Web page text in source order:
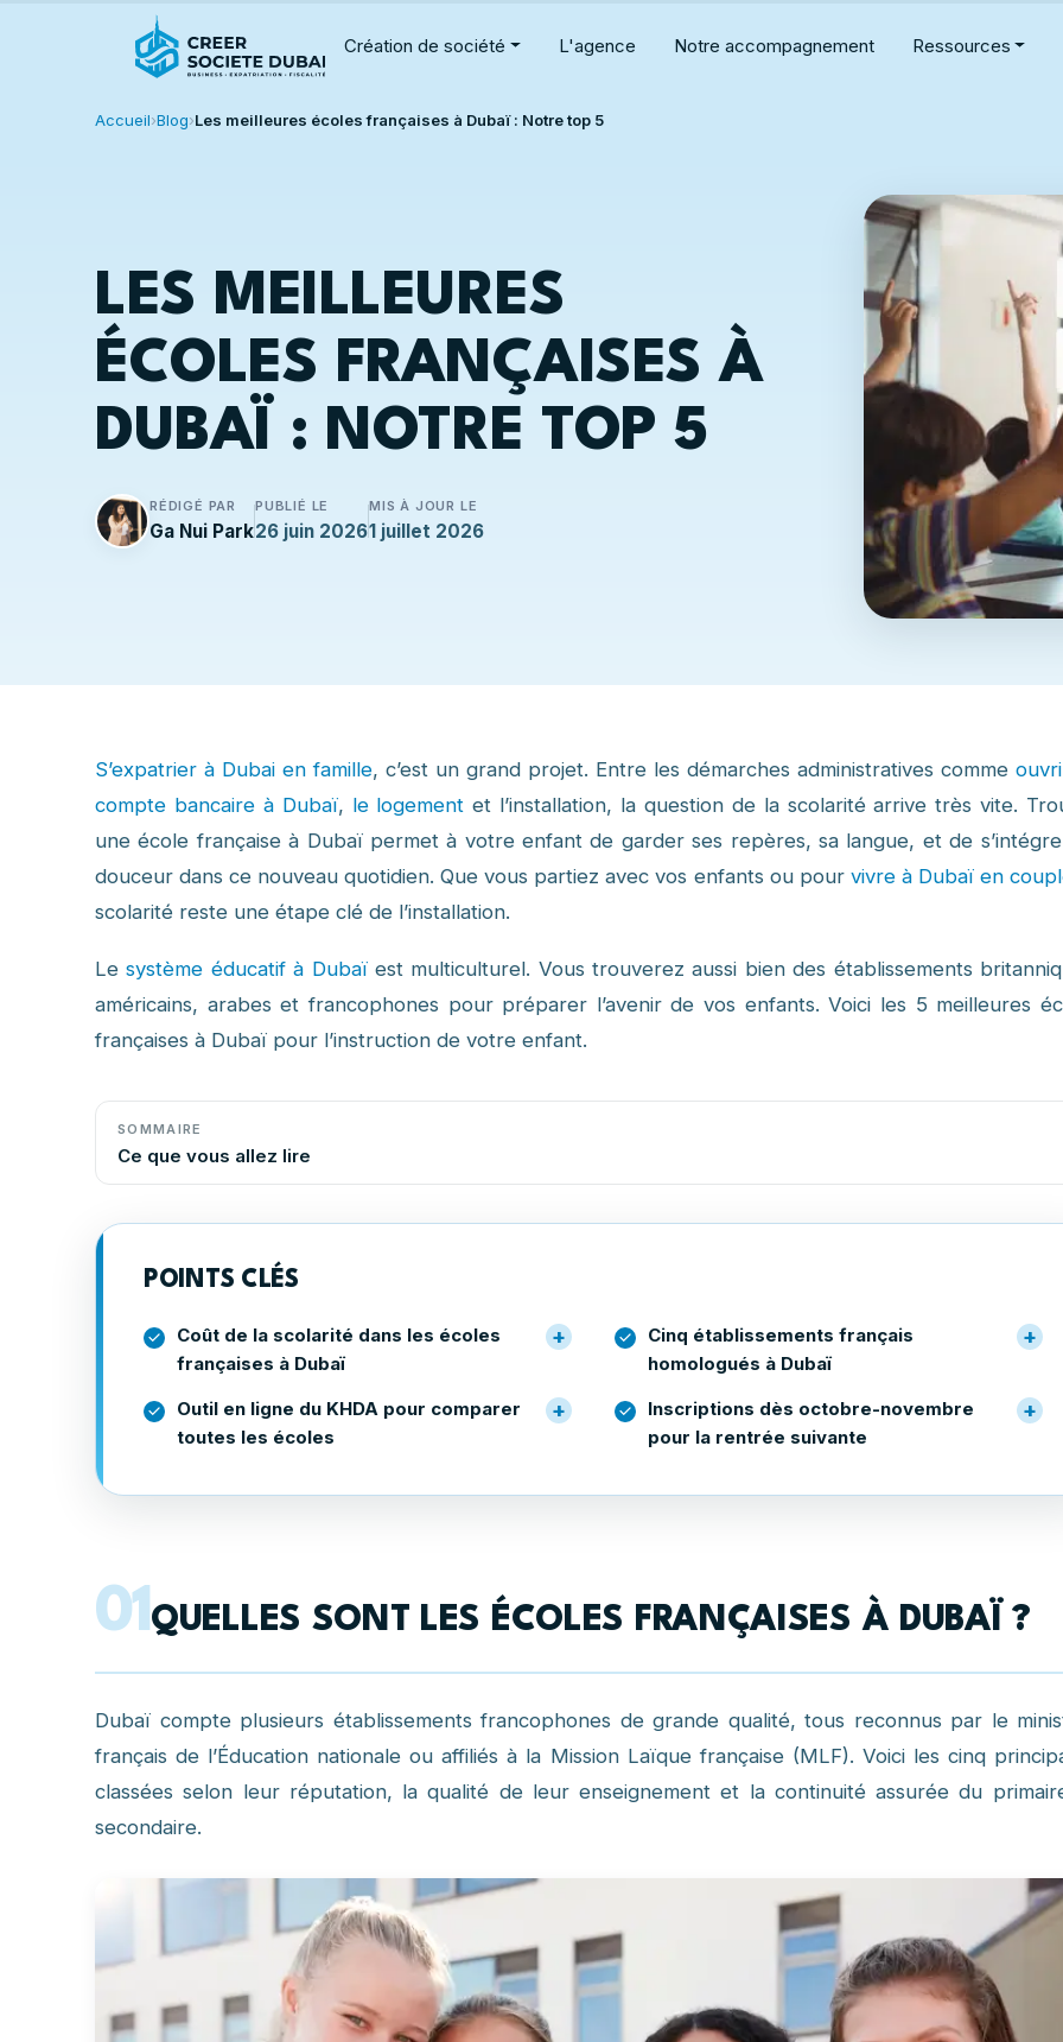
Création de société L'agence Notre accompagnement Ressources
Accueil›Blog›Les meilleures écoles françaises à Dubaï : Notre top 5
LES MEILLEURES
ÉCOLES FRANÇAISES À
DUBAÏ : NOTRE TOP 5
RÉDIGÉ PAR
Ga Nui Park
PUBLIÉ LE
26 juin 2026
MIS À JOUR LE
1 juillet 2026
S’expatrier à Dubai en famille, c’est un grand projet. Entre les démarches administratives comme
compte bancaire à Dubaï, le logementet l’installation, la question de la scolarité arrive très vite.
une école française à Dubaï permet à votre enfant de garder ses repères, sa langue, et de
douceur dans ce nouveau quotidien. Que vous partiez avec vos enfants ou pour vivre à Dubaï en
scolarité reste une étape clé de l’installation.
Lesystème éducatif à Dubaïest multiculturel. Vous trouverez aussi bien des établissements
américains, arabes et francophones pour préparer l’avenir de vos enfants. Voici les 5 meilleures
françaises à Dubaï pour l’instruction de votre enfant.
SOMMAIRE
Ce que vous allez lire
POINTS CLÉS
Coût de la scolarité dans les écoles
françaises à Dubaï
Cinq établissements français
homologués à Dubaï
Outil en ligne du KHDA pour comparer
toutes les écoles
Inscriptions dès octobre-novembre
pour la rentrée suivante
01QUELLES SONT LES ÉCOLES FRANÇAISES À DUBAÏ ?
Dubaï compte plusieurs établissements francophones de grande qualité, tous reconnus par le
français de l’Éducation nationale ou affiliés à la Mission Laïque française (MLF). Voici les cinq
classées selon leur réputation, la qualité de leur enseignement et la continuité assurée du
secondaire.